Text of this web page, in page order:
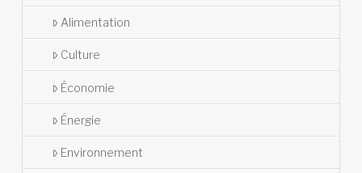
Alimentation
Culture
Économie
Énergie
Environnement